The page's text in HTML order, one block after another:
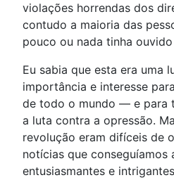
violações horrendas dos
contudo a maioria das
pouco ou nada tinha
Eu sabia que esta era uma
importância e interesse
de todo o mundo — e para
a luta contra a opressão.
revolução eram difíceis de
notícias que conseguíamos
entusiasmantes e